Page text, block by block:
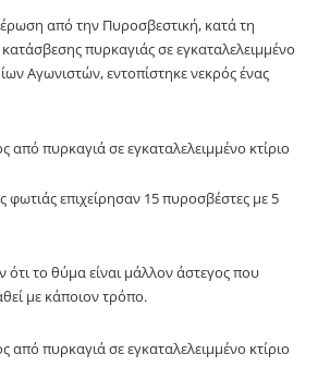
από την Πυροσβεστική, κατά τη
κατάσβεσης πυρκαγιάς σε εγκαταλελειμμένο
Αγωνιστών, εντοπίστηκε νεκρός ένας
φωτιάς επιχείρησαν 15 πυροσβέστες με 5
ότι το θύμα είναι μάλλον άστεγος που
με κάποιον τρόπο.